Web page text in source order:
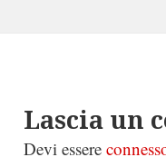
Lascia un
Devi essere